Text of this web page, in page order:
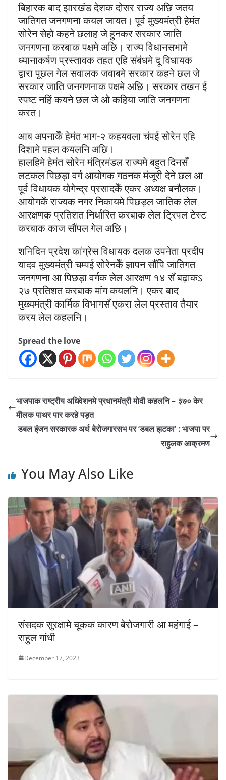
बिहारक बाद झारखंड देशक दोसर राज्य अछि जतय
जातिगत जनगणना कयल जायत। पूर्व मुख्यमंत्री हेमंत
सोरेन सेहो कहने छलाह जे हुनकर सरकार जाति
जनगणना करबाक पक्षमे अछि। राज्य विधानसभामे
ध्यानाकर्षण प्रस्तावक तहत एहि संबंधमे दू विधायक
द्वारा पूछल गेल सवालक जवाबमे सरकार कहने छल जे
सरकार जाति जनगणनाक पक्षमे अछि। सरकार तखन ई
स्पष्ट नहिं कयने छल जे ओ कहिया जाति जनगणना
करत।
आब अपनाकेँ हेमंत भाग-२ कहयवला चंपई सोरेन एहि
दिशामे पहल कयलनि अछि।
हालहिमे हेमंत सोरेन मंत्रिमंडल राज्यमे बहुत दिनसँ
लटकल पिछड़ा वर्ग आयोगक गठनक मंजूरी देने छल आ
पूर्व विधायक योगेन्द्र प्रसादकेँ एकर अध्यक्ष बनौलक।
आयोगकेँ राज्यक नगर निकायमे पिछड़ल जातिक लेल
आरक्षणक प्रतिशत निर्धारित करबाक लेल ट्रिपल टेस्ट
करबाक काज सौंपल गेल अछि।
शनिदिन प्रदेश कांग्रेस विधायक दलक उपनेता प्रदीप
यादव मुख्यमंत्री चम्पई सोरेनकेँ ज्ञापन सौंपि जातिगत
जनगणना आ पिछड़ा वर्गक लेल आरक्षण १४ सँ बढ़ाकऽ
२७ प्रतिशत करबाक मांग कयलनि। एकर बाद
मुख्यमंत्री कार्मिक विभागसँ एकरा लेल प्रस्ताव तैयार
करय लेल कहलनि।
Spread the love
भाजपाक राष्ट्रीय अधिवेशनमे प्रधानमंत्री मोदी कहलनि – ३७० केर
मीलक पाथर पार करहे पड़त
डबल इंजन सरकारक अर्थ बेरोजगारसभ पर ‘डबल झटका’ : भाजपा पर
राहुलक आक्रमण
You May Also Like
संसदक सुरक्षामे चूकक कारण बेरोजगारी आ महंगाई –
राहुल गांधी
December 17, 2023